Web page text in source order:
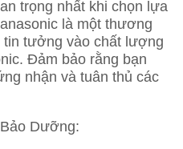
trọng nhất khi chọn lựa
là một thương
tin tưởng vào chất lượng
Đảm bảo rằng bạn
nhận và tuân thủ các
Dưỡng: